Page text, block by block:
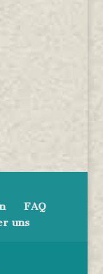
FAQ
uns